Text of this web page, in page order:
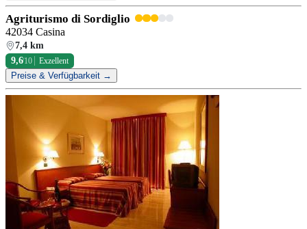
Agriturismo di Sordiglio
42034 Casina
7,4 km
9,6/10 Exzellent
Preise & Verfügbarkeit →